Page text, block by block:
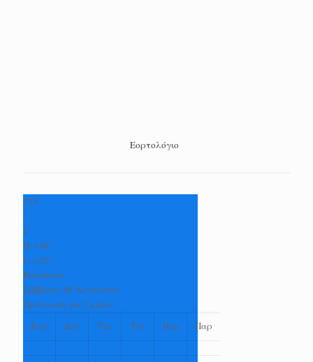
Εορτολόγιο
+35
°
C
H: +36°
L: +25°
Καρδίτσα
Σάββατο, 08 Αύγουστος
Πρόγνωση για 7 μέρες
Κυρ
Δευ Τρι Τετ Πεμ Παρ